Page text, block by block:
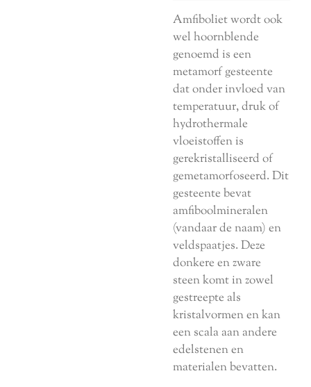
Amfiboliet wordt ook
wel hoornblende
genoemd is een
metamorf gesteente
dat onder invloed van
temperatuur, druk of
hydrothermale
vloeistoffen is
gerekristalliseerd of
gemetamorfoseerd. Dit
gesteente bevat
amfiboolmineralen
(vandaar de naam) en
veldspaatjes. Deze
donkere en zware
steen komt in zowel
gestreepte als
kristalvormen en kan
een scala aan andere
edelstenen en
materialen bevatten.